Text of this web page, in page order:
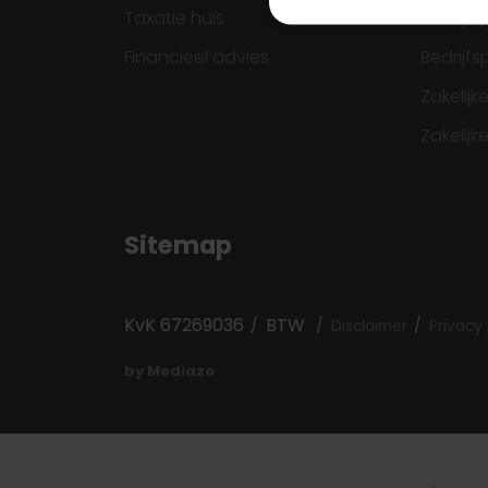
Taxatie huis
Financieel advies
Sitemap
KvK 67269036 BTW Disclaimer Privacy
by Mediazo